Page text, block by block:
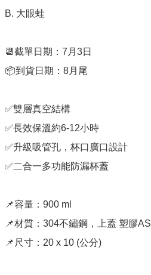
B. 大眼蛙
📆截單日期：7月3日
📦到貨日期：8月尾
✅雙層真空結構
✅長效保溫約6-12小時
✅升級吸管孔，杯口廣口設計
✅二合一多功能防漏杯蓋
📌容量：900 ml
📌材質：304不鏽鋼，上蓋 塑膠AS
📌尺寸：20 x 10 (公分)